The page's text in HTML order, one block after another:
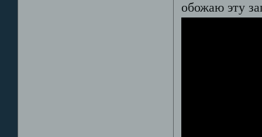
обожаю эту